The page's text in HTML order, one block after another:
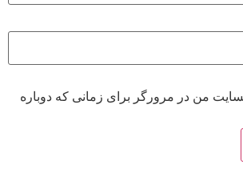
من در مرورگر برای زمانی که دوباره